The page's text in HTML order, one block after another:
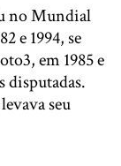
no Mundial
e 1994, se
em 1985 e
disputadas.
seu